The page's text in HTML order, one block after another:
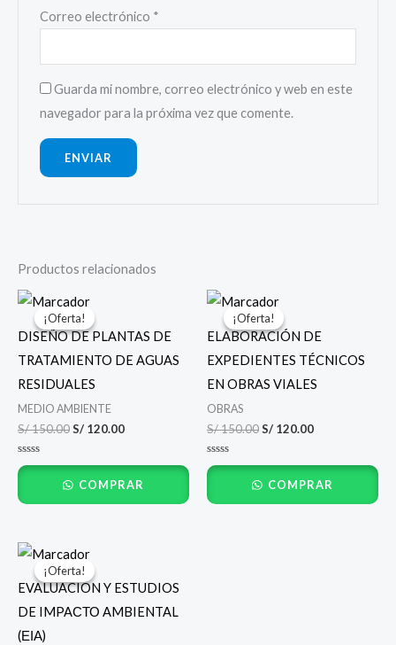
Correo electrónico *
Guarda mi nombre, correo electrónico y web en este
navegador para la próxima vez que comente.
Productos relacionados
¡Oferta!
¡Oferta!
DISEÑO DE PLANTAS DE
TRATAMIENTO DE AGUAS
RESIDUALES
MEDIO AMBIENTE
S/150.00
El
precio
original
era:
S/ 150.00.
S/ 120.00
es:
S/ 120.00.
Valorado
con
de
5
COMPRAR
¡Oferta!
¡Oferta!
ELABORACIÓN DE
EXPEDIENTES TÉCNICOS
EN OBRAS VIALES
OBRAS
S/150.00
El
precio
original
era:
S/ 150.00.
S/ 120.00
es:
S/ 120.00.
Valorado
con
de
5
COMPRAR
¡Oferta!
¡Oferta!
EVALUACIÓN Y ESTUDIOS
DE IMPAСТО AMBIENTAL
(ΕΙΑ)
El
precio
original
era:
S/ 150.00.
es:
S/ 120.00.